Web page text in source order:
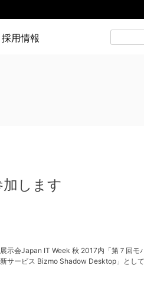
採用情報
します
示会Japan IT Week 秋 2017内「第７回モ
サービス Bizmo Shadow Desktop」とし